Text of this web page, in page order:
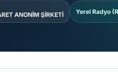
ANONİM ŞİRKETİ Yerel Radyo